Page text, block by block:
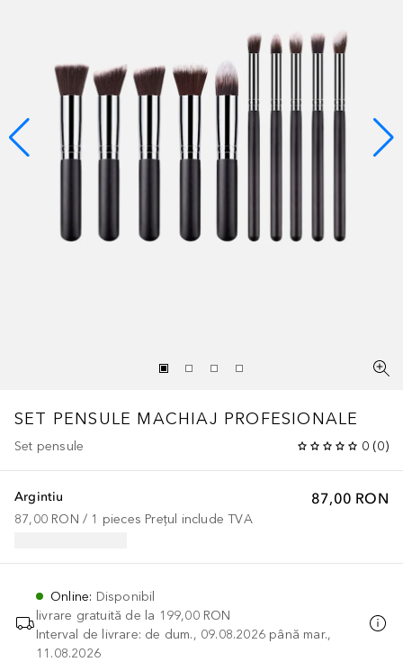
SET PENSULE MACHIAJ PROFESIONALE
Set pensule 0 (0)
87,00 RON
Argintiu
87,00 RON / 1 pieces Prețul include TVA
Online: Disponibil
livrare gratuită de la 199,00 RON
Interval de livrare: de dum., 09.08.2026 până mar.,
11.08.2026